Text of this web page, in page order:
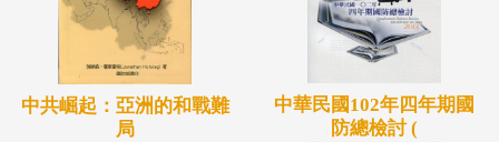
中共崛起：亞洲的和戰難
局
中華民國102年四年期國
防總檢討 (